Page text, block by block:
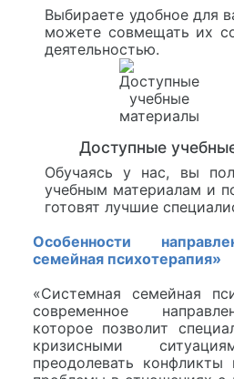
Выбираете удобное для
можете совмещать их
деятельностью.
Доступные
Обучаясь у нас, вы
учебным материалам и
готовят лучшие
Особенности
семейная психотерапия»
«Системная семейная
современное
которое позволит
кризисными
преодолевать конфликты